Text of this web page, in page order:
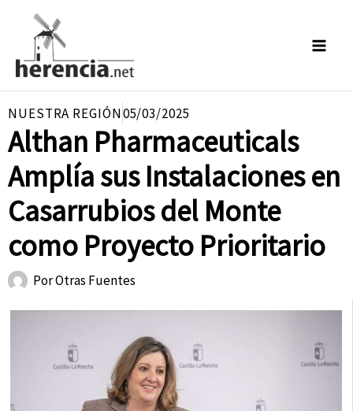
contenido
NUESTRA REGIÓN05/03/2025
Althan Pharmaceuticals
Amplía sus Instalaciones en
Casarrubios del Monte
como Proyecto Prioritario
PorOtras Fuentes